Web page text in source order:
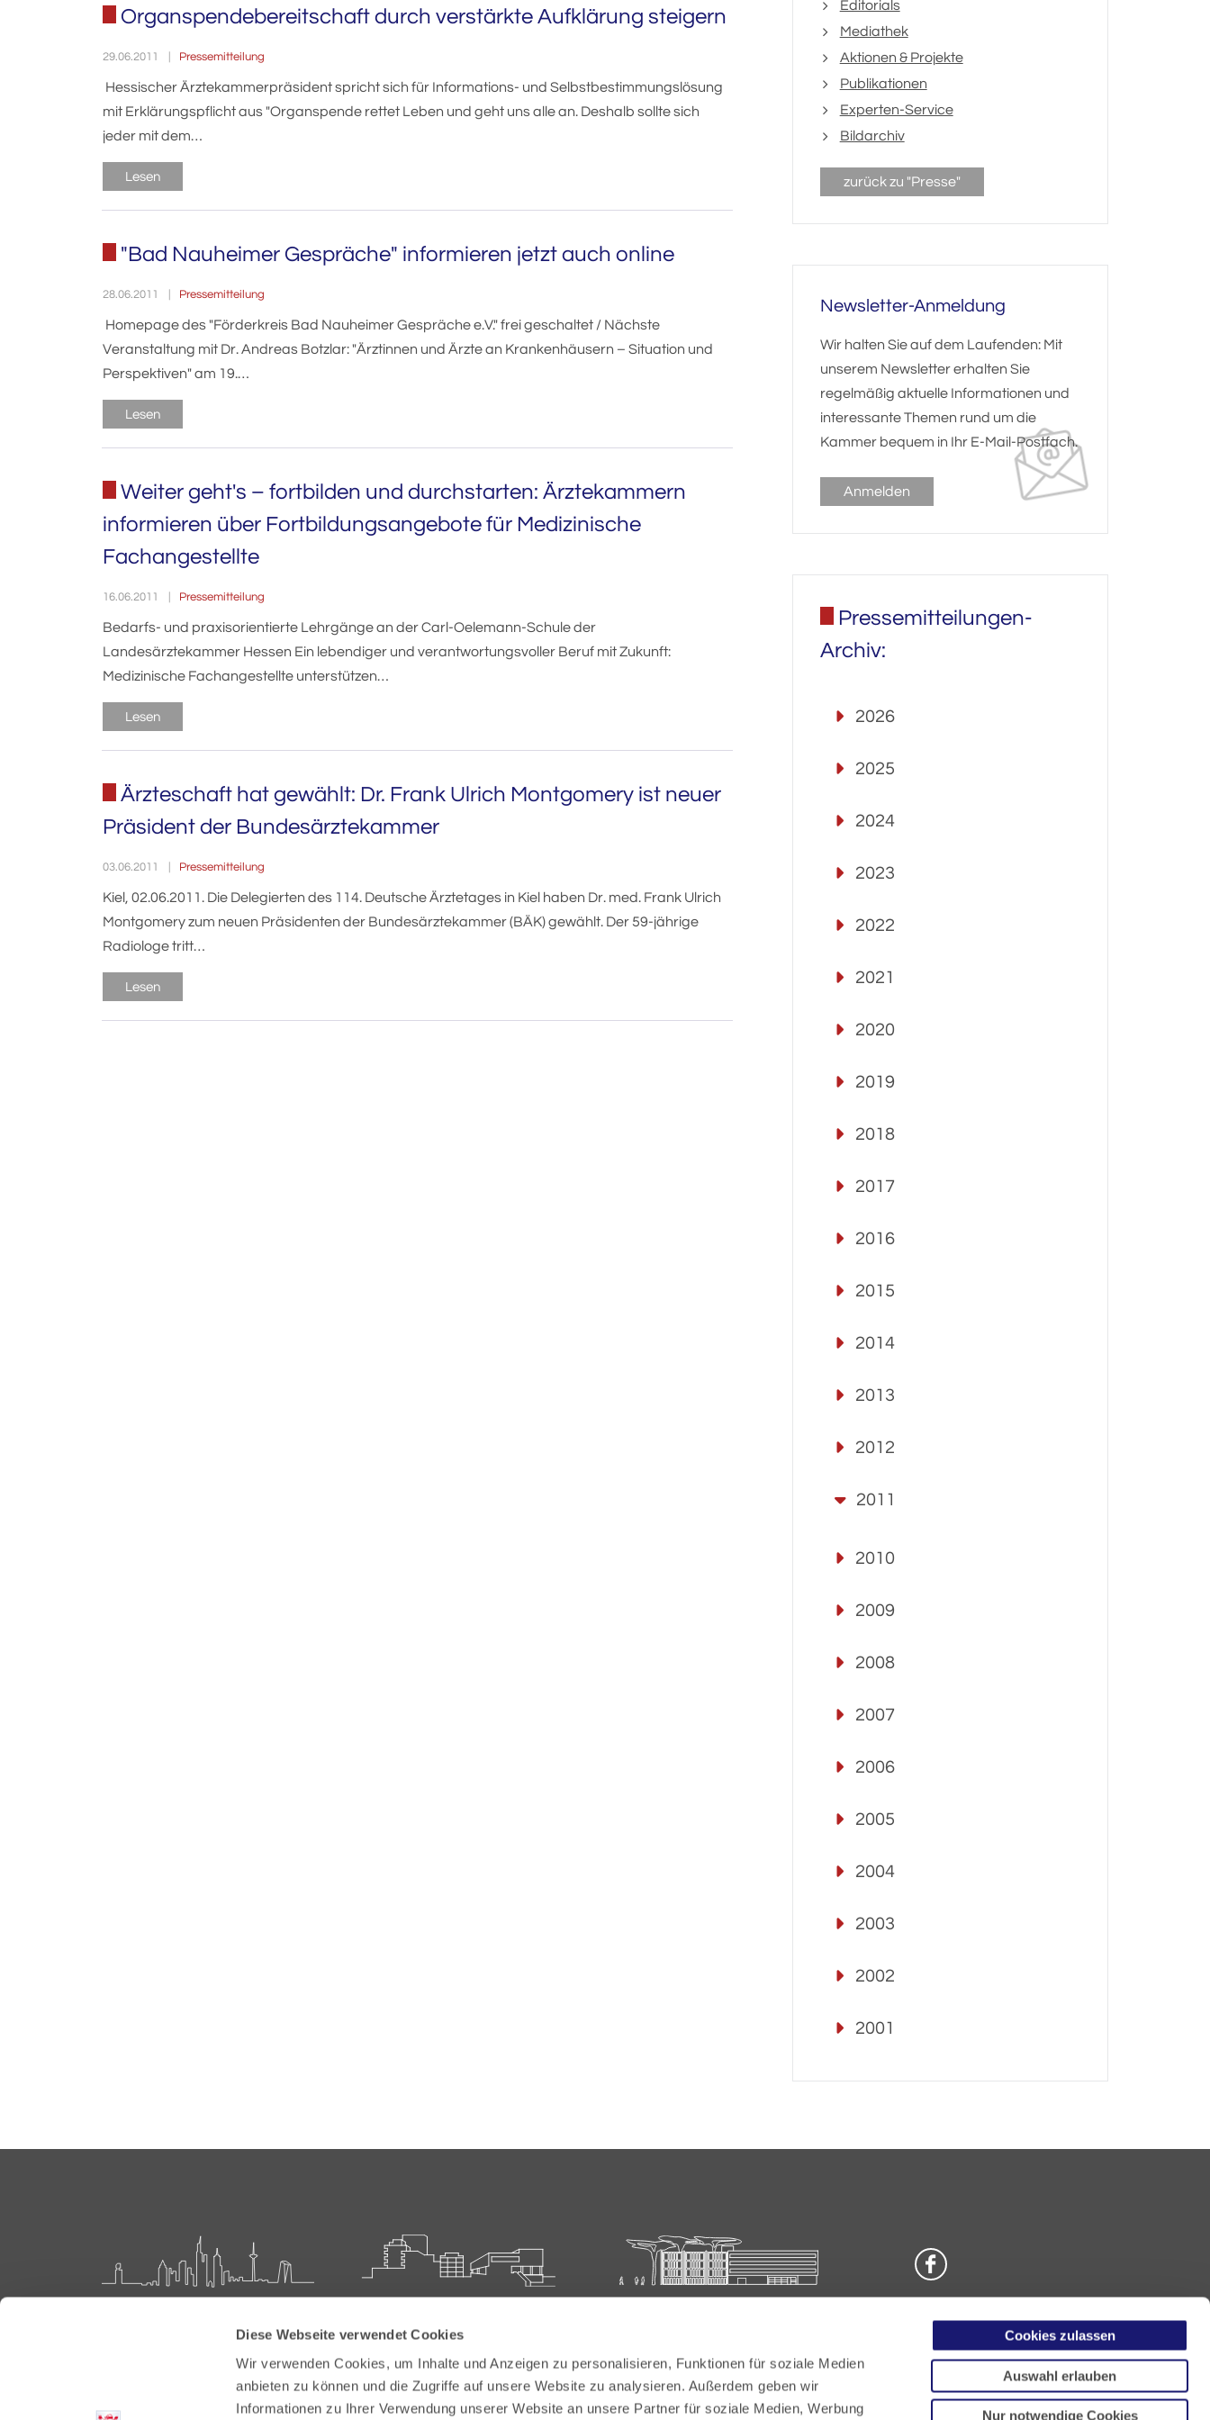
Diese Webseite verwendet Cookies
Wir verwenden Cookies, um Inhalte und Anzeigen zu personalisieren, Funktionen für soziale Medien
anbieten zu können und die Zugriffe auf unsere Website zu analysieren. Außerdem geben wir
Informationen zu Ihrer Verwendung unserer Website an unsere Partner für soziale Medien, Werbung
Cookies zulassen
Auswahl erlauben
Nur notwendige Cookies
Organspendebereitschaft durch verstärkte Aufklärung steigern
29.06.2011 Pressemitteilung
Hessischer Ärztekammerpräsident spricht sich für Informations- und Selbstbestimmungslösung
mit Erklärungspflicht aus "Organspende rettet Leben und geht uns alle an. Deshalb sollte sich
jeder mit dem…
Lesen
"Bad Nauheimer Gespräche" informieren jetzt auch online
28.06.2011 Pressemitteilung
Homepage des "Förderkreis Bad Nauheimer Gespräche e.V." frei geschaltet / Nächste
Veranstaltung mit Dr. Andreas Botzlar: "Ärztinnen und Ärzte an Krankenhäusern – Situation und
Perspektiven" am 19.…
Lesen
Weiter geht's – fortbilden und durchstarten: Ärztekammern
informieren über Fortbildungsangebote für Medizinische
Fachangestellte
16.06.2011 Pressemitteilung
Bedarfs- und praxisorientierte Lehrgänge an der Carl-Oelemann-Schule der
Landesärztekammer Hessen Ein lebendiger und verantwortungsvoller Beruf mit Zukunft:
Medizinische Fachangestellte unterstützen…
Lesen
Ärzteschaft hat gewählt: Dr. Frank Ulrich Montgomery ist neuer
Präsident der Bundesärztekammer
03.06.2011 Pressemitteilung
Kiel, 02.06.2011. Die Delegierten des 114. Deutsche Ärztetages in Kiel haben Dr. med. Frank Ulrich
Montgomery zum neuen Präsidenten der Bundesärztekammer (BÄK) gewählt. Der 59-jährige
Radiologe tritt…
Lesen
Editorials
Mediathek
Aktionen & Projekte
Publikationen
Experten-Service
Bildarchiv
zurück zu "Presse"
Newsletter-Anmeldung
Wir halten Sie auf dem Laufenden: Mit
unserem Newsletter erhalten Sie
regelmäßig aktuelle Informationen und
interessante Themen rund um die
Kammer bequem in Ihr E-Mail-Postfach.
Anmelden
Pressemitteilungen-
Archiv:
2026
2025
2024
2023
2022
2021
2020
2019
2018
2017
2016
2015
2014
2013
2012
2011
2010
2009
2008
2007
2006
2005
2004
2003
2002
2001
Postfach 60 05 66
Carl-Oelemann-Weg 5
Carl-Oelemann-Weg 5